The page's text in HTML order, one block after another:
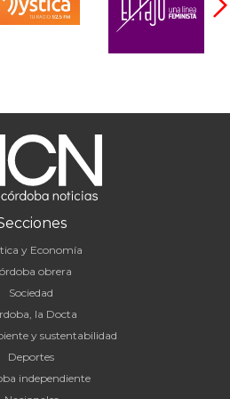
y Economía
obrera
Sociedad
la Docta
y sustentabilidad
Deportes
independiente